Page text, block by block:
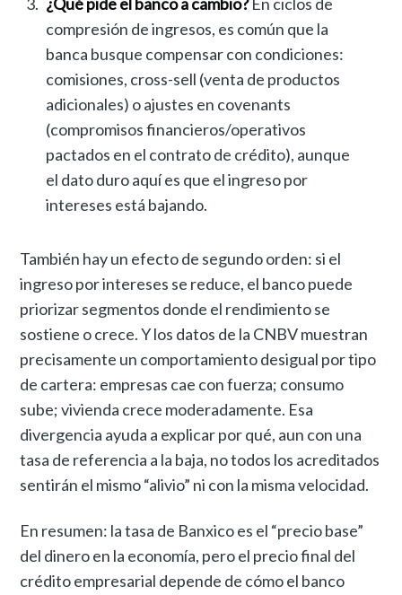
compresión de ingresos, es común que la
banca busque compensar con condiciones:
comisiones, cross-sell (venta de productos
adicionales) o ajustes en covenants
(compromisos financieros/operativos
pactados en el contrato de crédito), aunque
el dato duro aquí es que el ingreso por
intereses está bajando.
También hay un efecto de segundo orden: si el
ingreso por intereses se reduce, el banco puede
priorizar segmentos donde el rendimiento se
sostiene o crece. Y los datos de la CNBV muestran
precisamente un comportamiento desigual por tipo
de cartera: empresas cae con fuerza; consumo
sube; vivienda crece moderadamente. Esa
divergencia ayuda a explicar por qué, aun con una
tasa de referencia a la baja, no todos los acreditados
sentirán el mismo “alivio” ni con la misma velocidad.
En resumen: la tasa de Banxico es el “precio base”
del dinero en la economía, pero el precio final del
crédito empresarial depende de cómo el banco